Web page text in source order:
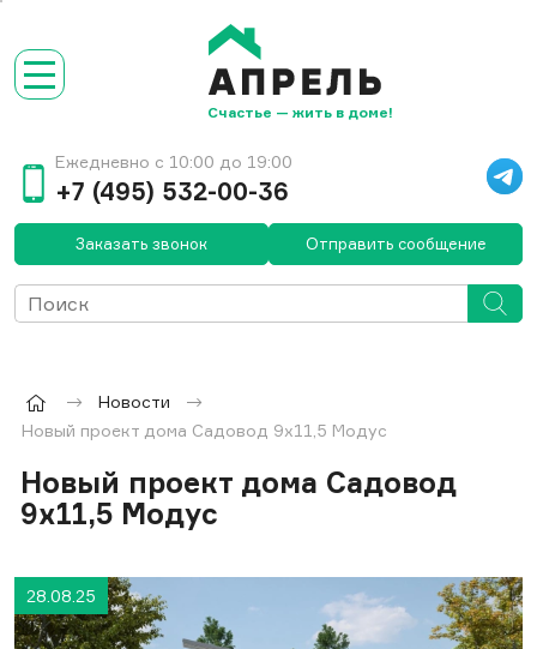
Счастье — жить в доме!
Ежедневно с 10:00 до 19:00
+7 (495) 532-00-36
Заказать звонок Отправить сообщение
Новости
Новый проект дома Садовод 9х11,5 Модус
Новый проект дома Садовод
9х11,5 Модус
28.08.25